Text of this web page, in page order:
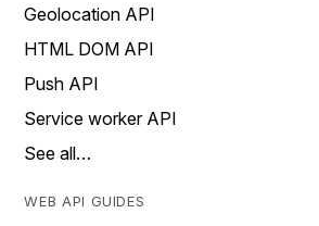
Geolocation API
HTML DOM API
Push API
Service worker API
See all…
WEB API GUIDES